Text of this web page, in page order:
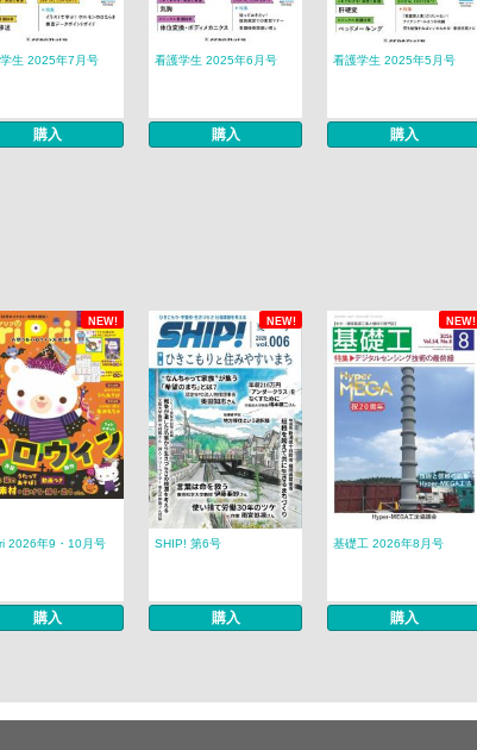
生 2025年7月号
購入
看護学生 2025年6月号
購入
看護学生 2025年5月号
購入
NEW! NEW! NEW!
2026年9・10月号
購入
SHIP! 第6号
購入
基礎工 2026年8月号
購入